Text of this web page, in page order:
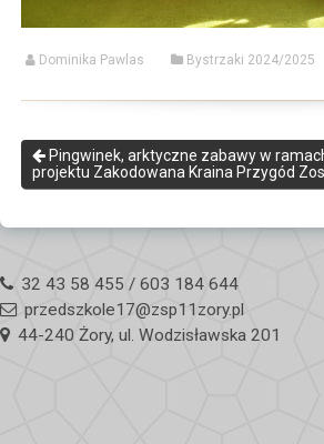
Dominika Pawlas Bystrzaki 2024/2025
Pingwinek, arktyczne zabawy w
projektu Zakodowana Kraina Przygód
32 43 58 455 / 603 184 644
przedszkole17@zsp11zory.pl
44-240 Żory, ul. Wodzisławska 201